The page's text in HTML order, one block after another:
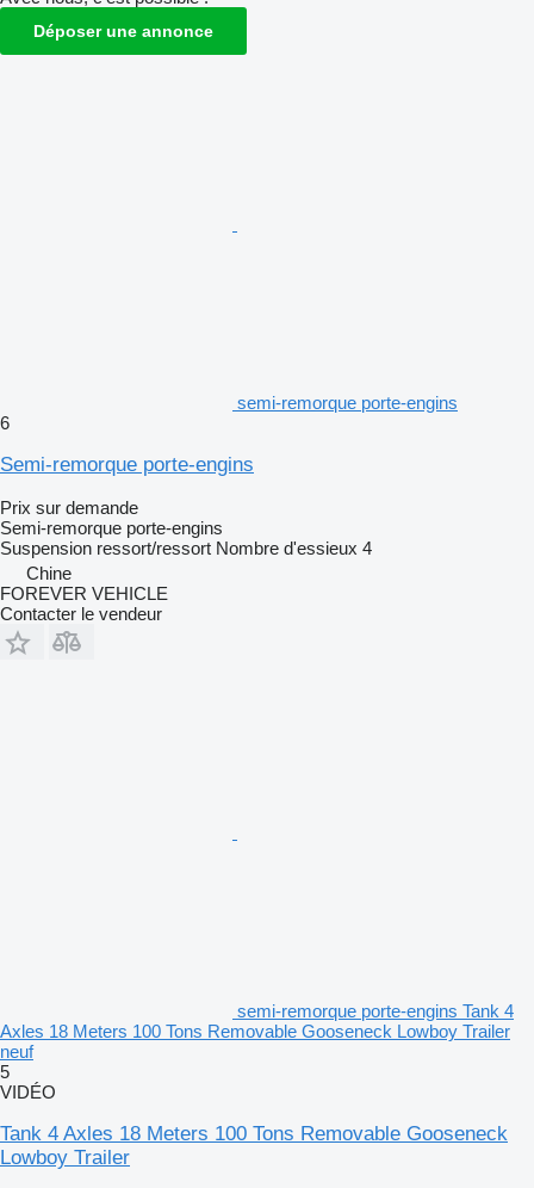
Déposer une annonce
semi-remorque porte-engins
6
Semi-remorque porte-engins
Prix sur demande
Semi-remorque porte-engins
Suspension ressort/ressort Nombre d'essieux 4
Chine
FOREVER VEHICLE
Contacter le vendeur
semi-remorque porte-engins Tank 4
Axles 18 Meters 100 Tons Removable Gooseneck Lowboy Trailer
neuf
5
VIDÉO
Tank 4 Axles 18 Meters 100 Tons Removable Gooseneck
Lowboy Trailer